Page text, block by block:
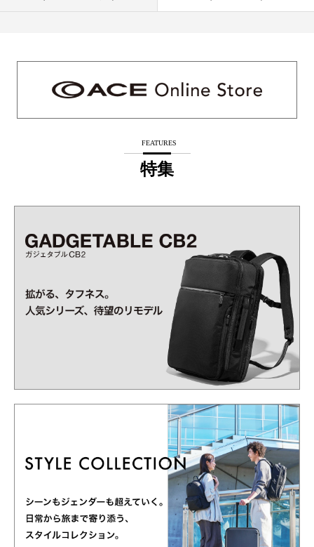
FEATURES
特集